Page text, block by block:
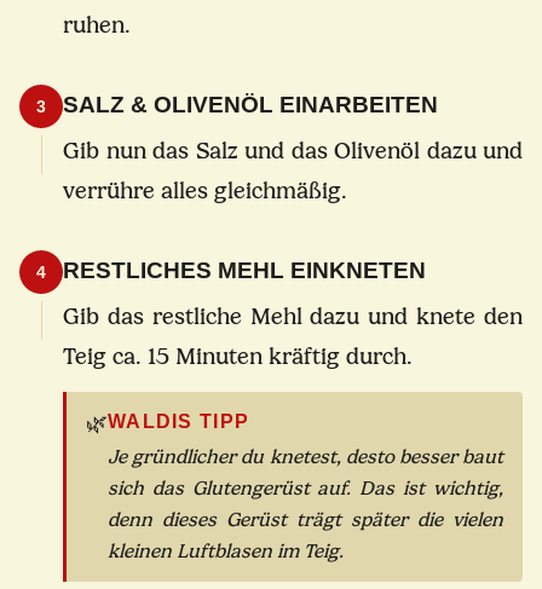
ruhen.
3 SALZ & OLIVENÖL EINARBEITEN
Gib nun das Salz und das Olivenöl dazu und
verrühre alles gleichmäßig.
4 RESTLICHES MEHL EINKNETEN
Gib das restliche Mehl dazu und knete den
Teig ca. 15 Minuten kräftig durch.
🌿WALDIS TIPP
Je gründlicher du knetest, desto besser baut
sich das Glutengerüst auf. Das ist wichtig,
denn dieses Gerüst trägt später die vielen
kleinen Luftblasen im Teig.